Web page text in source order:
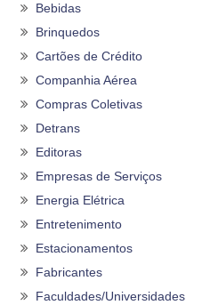
Bebidas
Brinquedos
Cartões de Crédito
Companhia Aérea
Compras Coletivas
Detrans
Editoras
Empresas de Serviços
Energia Elétrica
Entretenimento
Estacionamentos
Fabricantes
Faculdades/Universidades